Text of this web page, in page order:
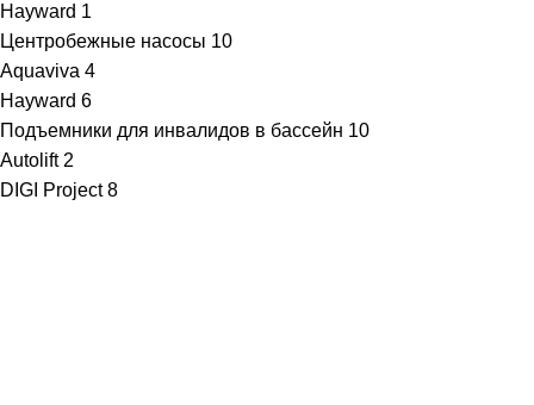
Hayward 1
Центробежные насосы 10
Aquaviva 4
Hayward 6
Подъемники для инвалидов в бассейн 10
Autolift 2
DIGI Project 8